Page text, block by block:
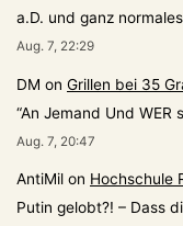
a.D. und ganz
Aug. 7, 22:29
DM on Grillen bei 35
“An Jemand Und WER
Aug. 7, 20:47
AntiMil on Hochschule
Putin gelobt?! – Dass